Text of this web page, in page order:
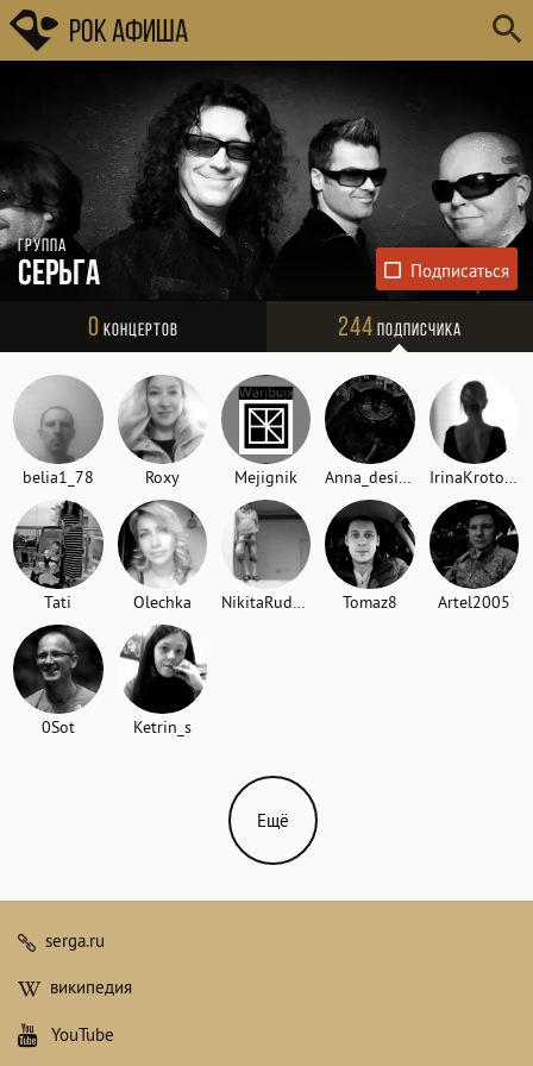
Рок Афиша
Группа
СерьГа
0 Концертов 244 Подписчика
belia1_78 Roxy Mejignik Anna_design IrinaKrotova
Tati Olechka NikitaRudenko Tomaz8 Artel2005
0Sot Ketrin_s
Ещё
serga.ru
википедия
YouTube